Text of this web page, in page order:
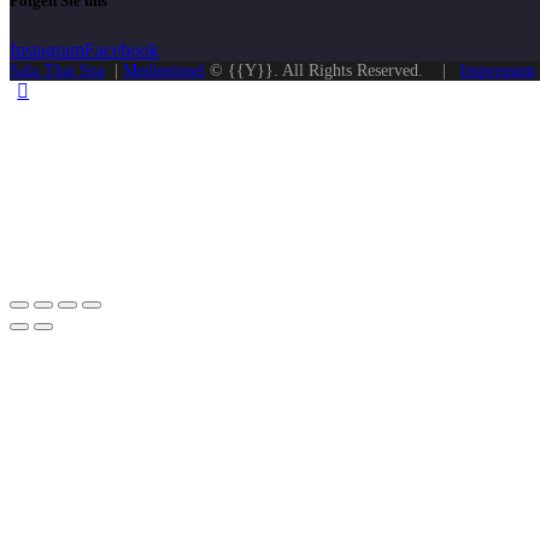
InstagramFacebook
Sala Thai Spa Medieninsel © {{Y}}. All Rights Reserved. | Impressum